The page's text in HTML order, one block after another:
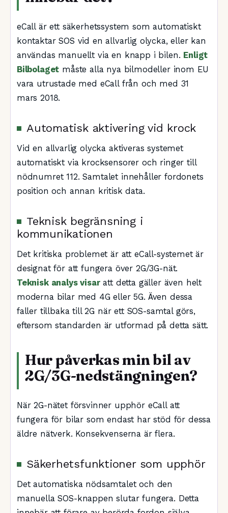
eCall är ett säkerhetssystem som automatiskt
kontaktar SOS vid en allvarlig olycka, eller kan
användas manuellt via en knapp i bilen. Enligt
Bilbolaget måste alla nya bilmodeller inom EU
vara utrustade med eCall från och med 31
mars 2018.
Automatisk aktivering vid krock
Vid en allvarlig olycka aktiveras systemet
automatiskt via krocksensorer och ringer till
nödnumret 112. Samtalet innehåller fordonets
position och annan kritisk data.
Teknisk begränsning i
kommunikationen
Det kritiska problemet är att eCall-systemet är
designat för att fungera över 2G/3G-nät.
Teknisk analys visaratt detta gäller även helt
moderna bilar med 4G eller 5G. Även dessa
faller tillbaka till 2G när ett SOS-samtal görs,
eftersom standarden är utformad på detta sätt.
Hur påverkas min bil av
2G/3G-nedstängningen?
När 2G-nätet försvinner upphör eCall att
fungera för bilar som endast har stöd för dessa
äldre nätverk. Konsekvenserna är flera.
Säkerhetsfunktioner som upphör
Det automatiska nödsamtalet och den
manuella SOS-knappen slutar fungera. Detta